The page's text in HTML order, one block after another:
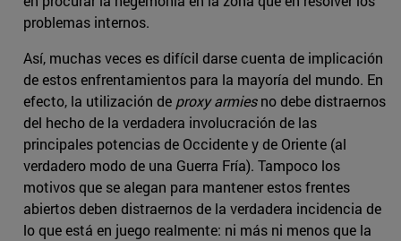
problemas internos.
Así, muchas veces es difícil darse cuenta de implicación
de estos enfrentamientos para la mayoría del mundo. En
efecto, la utilización de proxy armiesno debe distraernos
del hecho de la verdadera involucración de las
principales potencias de Occidente y de Oriente (al
verdadero modo de una Guerra Fría). Tampoco los
motivos que se alegan para mantener estos frentes
abiertos deben distraernos de la verdadera incidencia de
lo que está en juego realmente: ni más ni menos que la